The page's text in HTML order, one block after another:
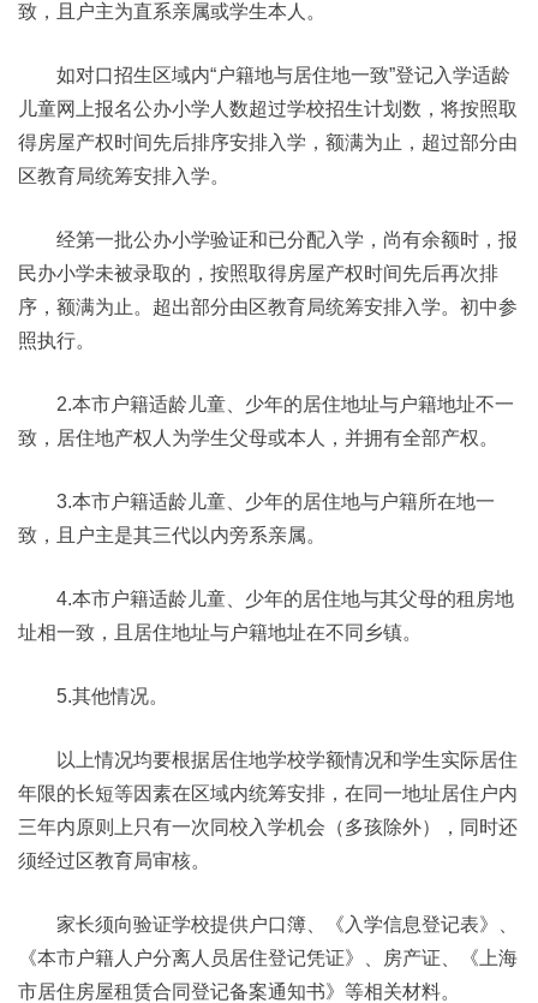
致，且户主为直系亲属或学生本人。
如对口招生区域内“户籍地与居住地一致”登记入学适龄
儿童网上报名公办小学人数超过学校招生计划数，将按照取
得房屋产权时间先后排序安排入学，额满为止，超过部分由
区教育局统筹安排入学。
经第一批公办小学验证和已分配入学，尚有余额时，报
民办小学未被录取的，按照取得房屋产权时间先后再次排
序，额满为止。超出部分由区教育局统筹安排入学。初中参
照执行。
2.本市户籍适龄儿童、少年的居住地址与户籍地址不一
致，居住地产权人为学生父母或本人，并拥有全部产权。
3.本市户籍适龄儿童、少年的居住地与户籍所在地一
致，且户主是其三代以内旁系亲属。
4.本市户籍适龄儿童、少年的居住地与其父母的租房地
址相一致，且居住地址与户籍地址在不同乡镇。
5.其他情况。
以上情况均要根据居住地学校学额情况和学生实际居住
年限的长短等因素在区域内统筹安排，在同一地址居住户内
三年内原则上只有一次同校入学机会（多孩除外），同时还
须经过区教育局审核。
家长须向验证学校提供户口簿、《入学信息登记表》、
《本市户籍人户分离人员居住登记凭证》、房产证、《上海
市居住房屋租赁合同登记备案通知书》等相关材料。